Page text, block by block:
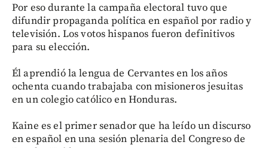
Por eso durante la campaña electoral tuvo que
difundir propaganda política en español por radio y
televisión. Los votos hispanos fueron definitivos
para su elección.
Él aprendió la lengua de Cervantes en los años
ochenta cuando trabajaba con misioneros jesuitas
en un colegio católico en Honduras.
Kaine es el primer senador que ha leído un discurso
en español en una sesión plenaria del Congreso de